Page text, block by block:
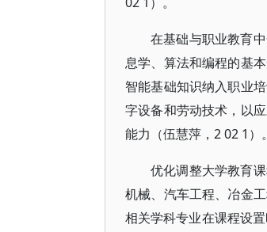
在基础与职业教育
息学、算法和编程的基
智能基础知识纳入职业
字设备和劳动技术，以
能力（伍慧萍，2 02 1）。
优化调整大学教育
机械、汽车工程、冶金
相关学科专业在课程设